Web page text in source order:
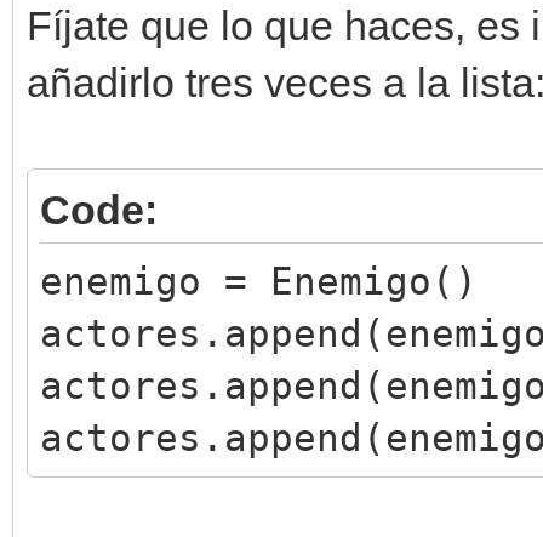
Fíjate que lo que haces, es
añadirlo tres veces a la
Code:
enemigo = Enemigo()